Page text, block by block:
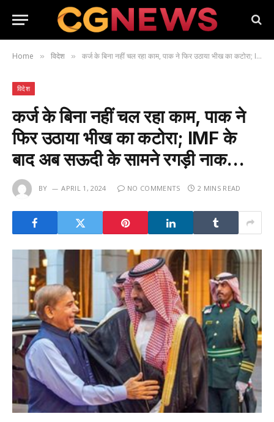
Home » विदेश » कर्ज के बिना नहीं चल रहा काम, पाक ने फिर उठाया भीख का कटोरा; IMF के बाद अब सऊदी के सामने रगड़ी नाक…
विदेश
कर्ज के बिना नहीं चल रहा काम, पाक ने
फिर उठाया भीख का कटोरा; IMF के
बाद अब सऊदी के सामने रगड़ी नाक…
BY APRIL 1, 2024 NO COMMENTS 2 MINS READ